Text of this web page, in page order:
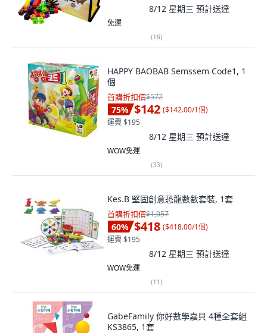
8/12 星期三 預計送達
免運
(16)
HAPPY BAOBAB Semssem Code1, 1
個
首購折扣價$572
75% $142 ($142.00/1個)
運費 $195
8/12 星期三 預計送達
WOW免運
(33)
Kes.B 堅固創意恐龍數數套裝, 1套
首購折扣價$1,057
60% $418 ($418.00/1個)
運費 $195
8/12 星期三 預計送達
WOW免運
(11)
GabeFamily 你好數學嘉貝 4種全套組
KS3865, 1套